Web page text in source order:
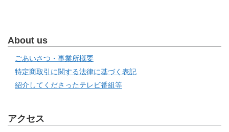
About us
ごあいさつ・事業所概要
特定商取引に関する法律に基づく表記
紹介してくださったテレビ番組等
アクセス